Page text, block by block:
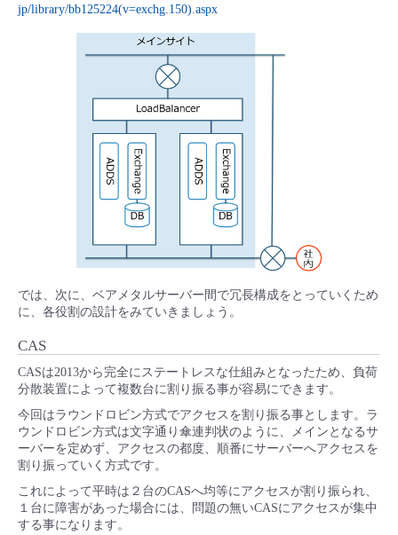
jp/library/bb125224(v=exchg.150).aspx
では、次に、ベアメタルサーバー間で冗長構成をとっていくため
に、各役割の設計をみていきましょう。
CAS
CASは2013から完全にステートレスな仕組みとなったため、負荷
分散装置によって複数台に割り振る事が容易にできます。
今回はラウンドロビン方式でアクセスを割り振る事とします。ラ
ウンドロビン方式は文字通り傘連判状のように、メインとなるサ
ーバーを定めず、アクセスの都度、順番にサーバーへアクセスを
割り振っていく方式です。
これによって平時は２台のCASへ均等にアクセスが割り振られ、
１台に障害があった場合には、問題の無いCASにアクセスが集中
する事になります。